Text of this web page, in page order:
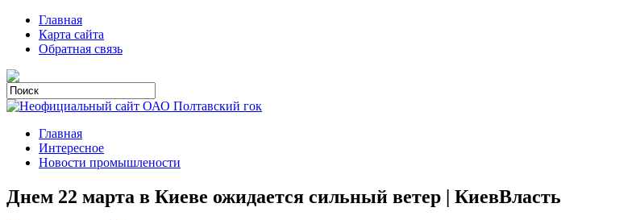
Главная
Карта сайта
Обратная связь
Главная
Интересное
Новости промышлености
Днем 22 марта в Киеве ожидается сильный ветер | КиевВласть